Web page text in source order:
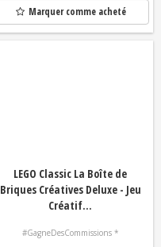
Marquer comme acheté
LEGO Classic La Boîte de
Briques Créatives Deluxe - Jeu
Créatif...
#GagneDesCommissions *